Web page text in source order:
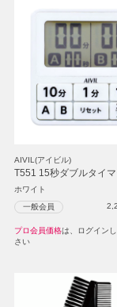
AIVIL(アイビル)
T551 15秒ダブルタイ
ホワイト
一般会員
プロ会員価格は、ログイン
さい